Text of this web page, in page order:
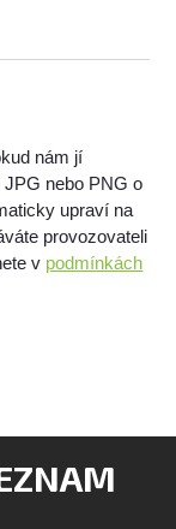
nám jí
nebo PNG o
upraví na
provozovateli
v podmínkách